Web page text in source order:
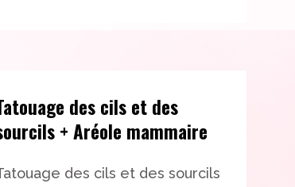
des cils et des
+ Aréole mammaire
des cils et des sourcils